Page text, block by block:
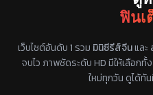
ฟินเ
แหล่งรวมซีรี่ย์จีนแนวตั้ง พาก
เว็บไซต์อันดับ 1 รวม มินิซีรีส์จีนและ
จบไว ภาพชัดระดับ HD มีให้เลือกทั้ง
ใหม่ทุกวัน ดูได้ทั